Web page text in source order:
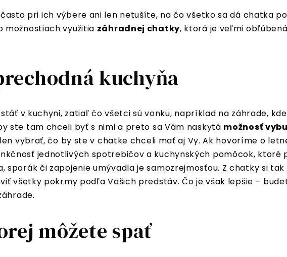
pri ich výbere ani len netušíte, na čo všetko sa dá chatka
možnostiach využitia záhradnej chatky, ktorá je veľmi
kuchyňa
v kuchyni, zatiaľ čo všetci sú vonku, napríklad na záhrade,
ste tam chceli byť s nimi a preto sa Vám naskytá možnosť
vybrať, čo by ste v chatke chceli mať aj Vy. Ak hovoríme o
jednotlivých spotrebičov a kuchynských pomôcok, ktoré
či zapojenie umývadla je samozrejmosťou. Z chatky si
všetky pokrmy podľa Vašich predstáv. Čo je však lepšie –
môžete spať